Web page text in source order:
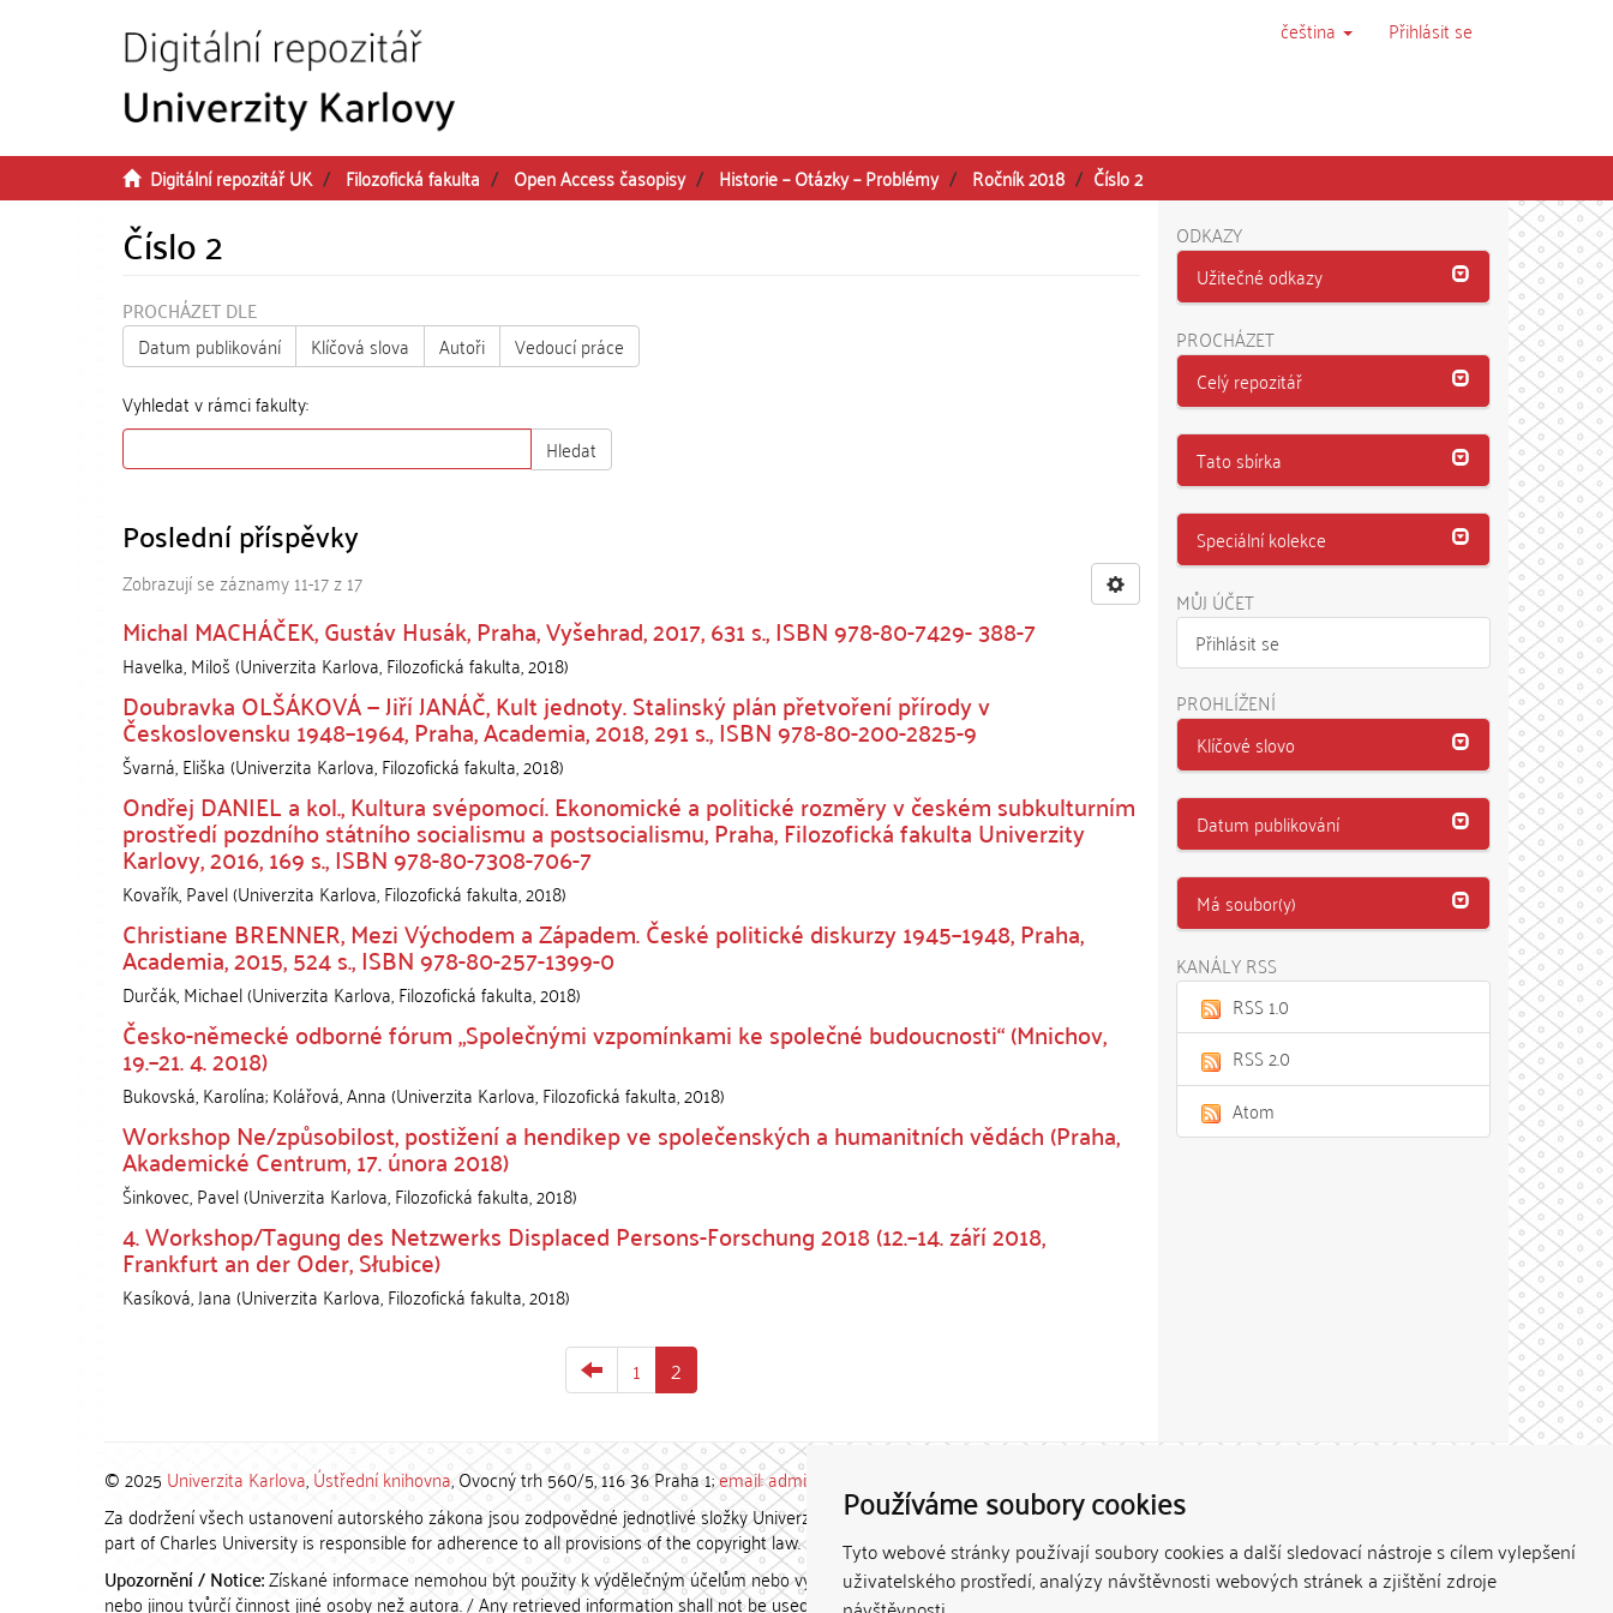
Používáme soubory cookies
Tyto webové stránky používají soubory cookies a další sledovací nástroje s cílem vylepšení
uživatelského prostředí, analýzy návštěvnosti webových stránek a zjištění zdroje
čeština Přihlásit se
Digitální repozitář UK Filozofická fakulta Open Access časopisy Historie – Otázky – Problémy Ročník 2018 Číslo 2
Číslo 2
PROCHÁZET DLE
Datum publikování
Klíčová slova Autoři
Vedoucí práce
Vyhledat v rámci fakulty:
Hledat
Poslední příspěvky
Zobrazují se záznamy 11-17 z 17
Michal MACHÁČEK, Gustáv Husák, Praha, Vyšehrad, 2017, 631 s., ISBN 978-80-7429- 388-7
Havelka, Miloš(Univerzita Karlova, Filozofická fakulta,2018)
Doubravka OLŠÁKOVÁ — Jiří JANÁČ, Kult jednoty. Stalinský plán přetvoření přírody v
Československu 1948–1964, Praha, Academia, 2018, 291 s., ISBN 978-80-200-2825-9
Švarná, Eliška(Univerzita Karlova, Filozofická fakulta,2018)
Ondřej DANIEL a kol., Kultura svépomocí. Ekonomické a politické rozměry v českém subkulturním
prostředí pozdního státního socialismu a postsocialismu, Praha, Filozofická fakulta Univerzity
Karlovy, 2016, 169 s., ISBN 978-80-7308-706-7
Kovařík, Pavel(Univerzita Karlova, Filozofická fakulta,2018)
Christiane BRENNER, Mezi Východem a Západem. České politické diskurzy 1945–1948, Praha,
Academia, 2015, 524 s., ISBN 978-80-257-1399-0
Durčák, Michael(Univerzita Karlova, Filozofická fakulta,2018)
Česko-německé odborné fórum „Společnými vzpomínkami ke společné budoucnosti“ (Mnichov,
19.–21. 4. 2018)
Bukovská, Karolína;Kolářová, Anna(Univerzita Karlova, Filozofická fakulta,2018)
Workshop Ne/způsobilost, postižení a hendikep ve společenských a humanitních vědách (Praha,
Akademické Centrum, 17. února 2018)
Šinkovec, Pavel(Univerzita Karlova, Filozofická fakulta,2018)
4. Workshop/Tagung des Netzwerks Displaced Persons-Forschung 2018 (12.–14. září 2018,
Frankfurt an der Oder, Słubice)
Kasíková, Jana(Univerzita Karlova, Filozofická fakulta,2018)
1 2
ODKAZY
Užitečné odkazy
PROCHÁZET
Celý repozitář
Tato sbírka
Speciální kolekce
MŮJ ÚČET
Přihlásit se
PROHLÍŽENÍ
Klíčové slovo
Datum publikování
Má soubor(y)
KANÁLY RSS
RSS 1.0
RSS 2.0
Atom
© 2025 Univerzita Karlova,Ústřední knihovna, Ovocný trh 560/5, 116 36 Praha 1;email: admin-repozitar [at] cuni.cz
Za dodržení všech ustanovení autorského zákona jsou zodpovědné jednotlivé složky Univerzity Karlovy. / Each constituent
part of Charles University is responsible for adherence to all provisions of the copyright law.
Upozornění / Notice:Získané informace nemohou být použity k výdělečným účelům nebo vydávány za studijní, vědeckou
nebo jinou tvůrčí činnost jiné osoby než autora. / Any retrieved information shall not be used for any commercial purposes